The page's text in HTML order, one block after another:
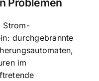
Strom-
durchgebrannte
im